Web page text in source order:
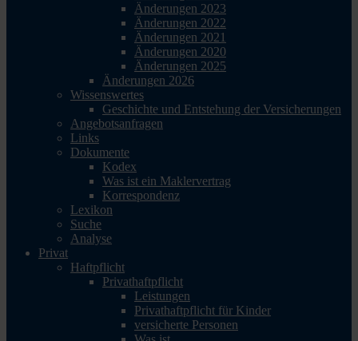
Änderungen 2023
Änderungen 2022
Änderungen 2021
Änderungen 2020
Änderungen 2025
Änderungen 2026
Wissenswertes
Geschichte und Entstehung der Versicherungen
Angebotsanfragen
Links
Dokumente
Kodex
Was ist ein Maklervertrag
Korrespondenz
Lexikon
Suche
Analyse
Privat
Haftpflicht
Privathaftpflicht
Leistungen
Privathaftpflicht für Kinder
versicherte Personen